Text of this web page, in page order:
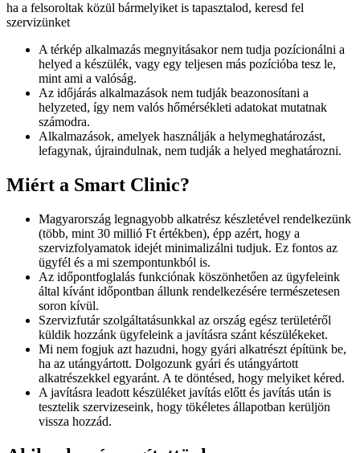
ha a felsoroltak közül bármelyiket is tapasztalod, keresd fel
szervizünket
A térkép alkalmazás megnyitásakor nem tudja pozícionálni a
helyed a készülék, vagy egy teljesen más pozícióba tesz le,
mint ami a valóság.
Az időjárás alkalmazások nem tudják beazonosítani a
helyzeted, így nem valós hőmérsékleti adatokat mutatnak
számodra.
Alkalmazások, amelyek használják a helymeghatározást,
lefagynak, újraindulnak, nem tudják a helyed meghatározni.
Miért a Smart Clinic?
Magyarország legnagyobb alkatrész készletével rendelkezünk
(több, mint 30 millió Ft értékben), épp azért, hogy a
szervizfolyamatok idejét minimalizálni tudjuk. Ez fontos az
ügyfél és a mi szempontunkból is.
Az időpontfoglalás funkciónak köszönhetően az ügyfeleink
által kívánt időpontban állunk rendelkezésére természetesen
soron kívül.
Szervizfutár szolgáltatásunkkal az ország egész területéről
küldik hozzánk ügyfeleink a javításra szánt készülékeket.
Mi nem fogjuk azt hazudni, hogy gyári alkatrészt építünk be,
ha az utángyártott. Dolgozunk gyári és utángyártott
alkatrészekkel egyaránt. A te döntésed, hogy melyiket kéred.
A javításra leadott készüléket javítás előtt és javítás után is
tesztelik szervizeseink, hogy tökéletes állapotban kerüljön
vissza hozzád.